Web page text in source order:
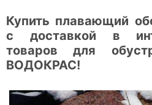
Купить плавающий
с доставкой в
товаров для
ВОДОКРАС!